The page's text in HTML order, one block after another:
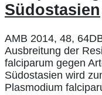
Südostasien
AMB 2014, 48,
Ausbreitung der
falciparum gegen
Südostasien wird
Plasmodium